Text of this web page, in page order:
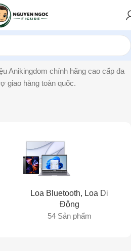
Anikingdom chính hãng cao cấp đa
giao hàng toàn quốc.
Loa Bluetooth, Loa Di
Động
54 Sản phẩm